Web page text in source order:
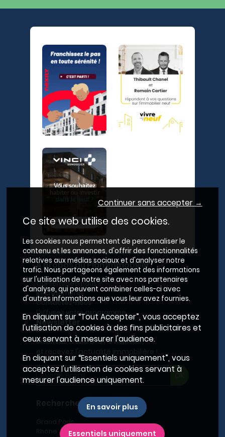
A propos du Plan Immobilier
Qui sommes-nous ?
Recrutement
Contactez-nous
Diffusez votre programme
Newsletter
Inscrivez-vous à la newsletter,
Recherches fréquentes
Grand Paris
Continuer sans accepter →
Ce site web utilise des cookies.
Les cookies nous permettent de personnaliser le
contenu et les annonces, d'offrir des fonctionnalités
relatives aux médias sociaux et d'analyser notre
trafic. Nous partageons également des informations
sur l'utilisation de notre site avec nos partenaires
d'analyse, qui peuvent combiner celles-ci avec
d'autres informations que vous leur avez fournies.
En cliquant sur “Tout Accepter”, vous acceptez
l'utilisation de cookies à des fins publicitaires et
ceux servant à mesurer l'audience.
En cliquant sur “Essentiels uniquement”, vous
acceptez l'utilisation de cookies servant à
mesurer l'audience uniquement.
En savoir plus
Essentiels uniquement